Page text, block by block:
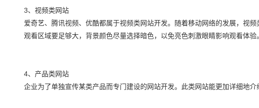
3、视频类网站
爱奇艺、腾讯视频、优酷都属于视频类网站开发。随着移动网络的发展，视
观看区域要足够大，背景颜色尽量选择暗色，以免亮色刺激眼睛影响观看体验。
4、产品类网站
企业为了单独宣传某类产品而专门建设的网站开发。此类网站能更加详细地